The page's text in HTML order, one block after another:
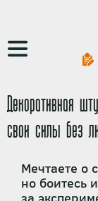
Основная
навигация
Декоративная
свои силы без
Мечтаете о
но боитесь